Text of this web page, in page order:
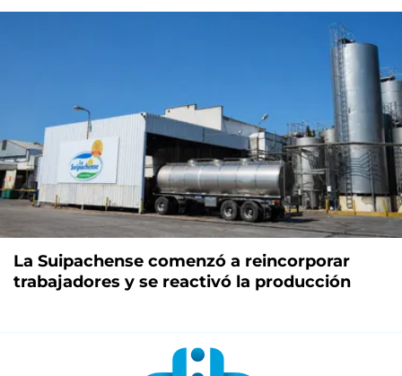
La Suipachense comenzó a reincorporar
trabajadores y se reactivó la producción